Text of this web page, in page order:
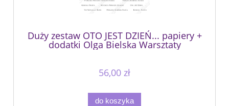
Duży zestaw OTO JEST DZIEŃ... papiery +
dodatki Olga Bielska Warsztaty
Artystyczne
56,00 zł
do koszyka